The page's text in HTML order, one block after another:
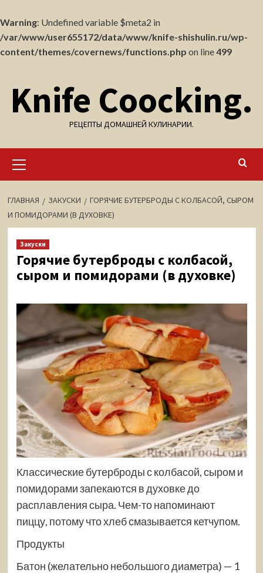
Warning: Undefined variable $meta2 in
/var/www/user655172/data/www/knife-shishulin.ru/wp-
content/themes/covernews/functions.php on line499
содержимому
Knife Coocking.
РЕЦЕПТЫ ДОМАШНЕЙ КУЛИНАРИИ.
меню
ГЛАВНАЯ ЗАКУСКИ
ГОРЯЧИЕ БУТЕРБРОДЫ С КОЛБАСОЙ, СЫРОМ
И ПОМИДОРАМИ (В ДУХОВКЕ)
Закуски
Горячие бутерброды с колбасой,
сыром и помидорами (в духовке)
Классические бутерброды с колбасой, сыром и
помидорами запекаются в духовке до
расплавления сыра. Чем-то напоминают
пиццу, потому что хлеб смазывается кетчупом.
Продукты
Батон (желательно небольшого диаметра) — 1